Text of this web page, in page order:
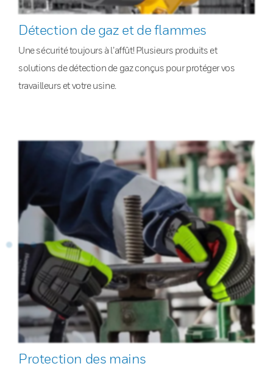
Détection de gaz et de flammes
Une sécurité toujours à l’affût! Plusieurs produits et
solutions de détection de gaz conçus pour protéger vos
travailleurs et votre usine.
Protection des mains